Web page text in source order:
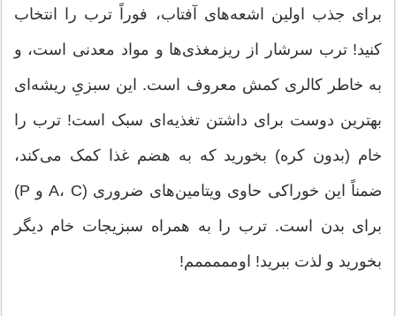
برای جذب اولین اشعه‌های آفتاب، فوراً ترب را انتخاب
کنید! ترب سرشار از ریزمغذی‌ها و مواد معدنی است، و
به خاطر کالری کمش معروف است. این سبزیِ ریشه‌ای
بهترین دوست برای داشتن تغذیه‌ای سبک است! ترب را
خام (بدون کره) بخورید که به هضم غذا کمک می‌کند،
ضمناً این خوراکی حاوی ویتامین‌های ضروری (A، C و P)
برای بدن است. ترب را به همراه سبزیجات خام دیگر
بخورید و لذت ببرید! اومممممم!